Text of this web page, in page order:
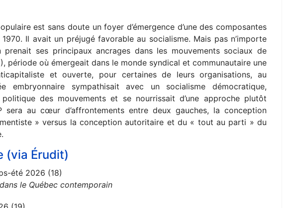
est sans doute un foyer d’émergence d’une des composantes
Il avait un préjugé favorable au socialisme. Mais pas n’importe
prenait ses principaux ancrages dans les mouvements sociaux de
période où émergeait dans le monde syndical et communautaire une
et ouverte, pour certaines de leurs organisations, au
embryonnaire sympathisait avec un socialisme démocratique,
politique des mouvements et se nourrissait d’une approche plutôt
sera au cœur d’affrontements entre deux gauches, la conception
» versus la conception autoritaire et du « tout au parti » du
(via Érudit)
été 2026 (18)
le Québec contemporain